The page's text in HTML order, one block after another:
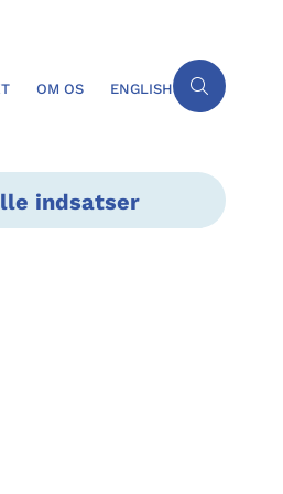
OM OS ENGLISH
indsatser